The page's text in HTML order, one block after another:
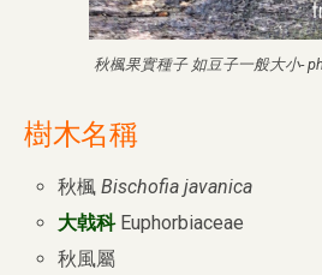
秋楓果實種子 如豆子一般大小-
樹木名稱
秋楓Bischofia javanica
大㦸科Euphorbiaceae
秋風屬